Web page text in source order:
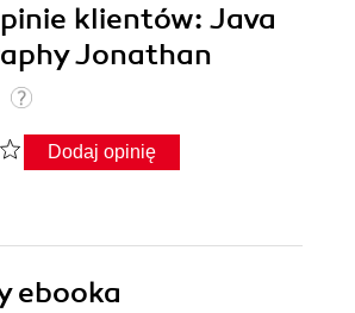
klientów: Java
Jonathan
Dodaj opinię
ebooka